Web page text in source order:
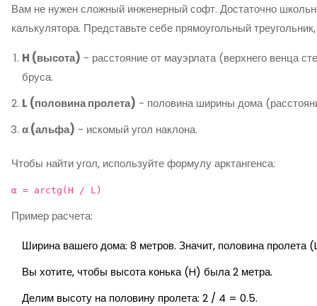
Вам не нужен сложный инженерный софт. Достаточно
калькулятора. Представьте себе прямоугольный треугольник,
H (высота) - расстояние от мауэрлата (верхнего венца
бруса.
L (половина пролета) - половина ширины дома
α (альфа) - искомый угол наклона.
Чтобы найти угол, используйте формулу арктангенса:
α = arctg(H / L)
Пример расчета:
Ширина вашего дома: 8 метров. Значит, половина пролета
Вы хотите, чтобы высота конька (H) была 2 метра.
Делим высоту на половину пролета: 2 / 4 = 0.5.